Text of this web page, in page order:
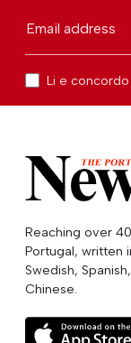
Email address
Li e
Reaching over
Portugal, written
Swedish,
Chinese.